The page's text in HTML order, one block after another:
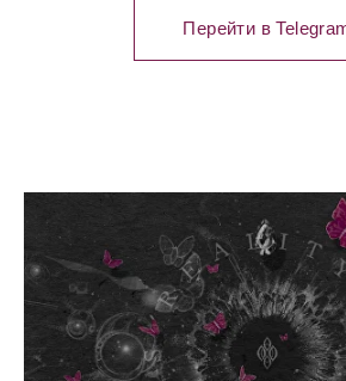
Перейти в